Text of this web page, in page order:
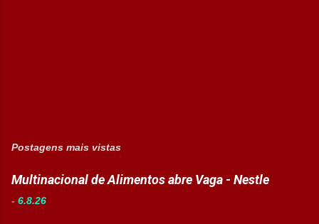
Postagens mais vistas
Multinacional de Alimentos abre Vaga - Nestle
- 6.8.26